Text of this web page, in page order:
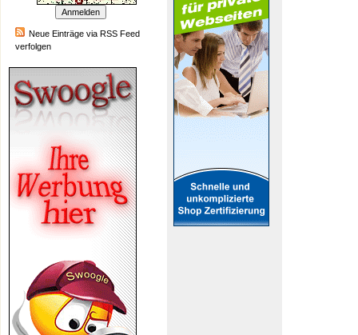
Neue Einträge via RSS Feed
verfolgen